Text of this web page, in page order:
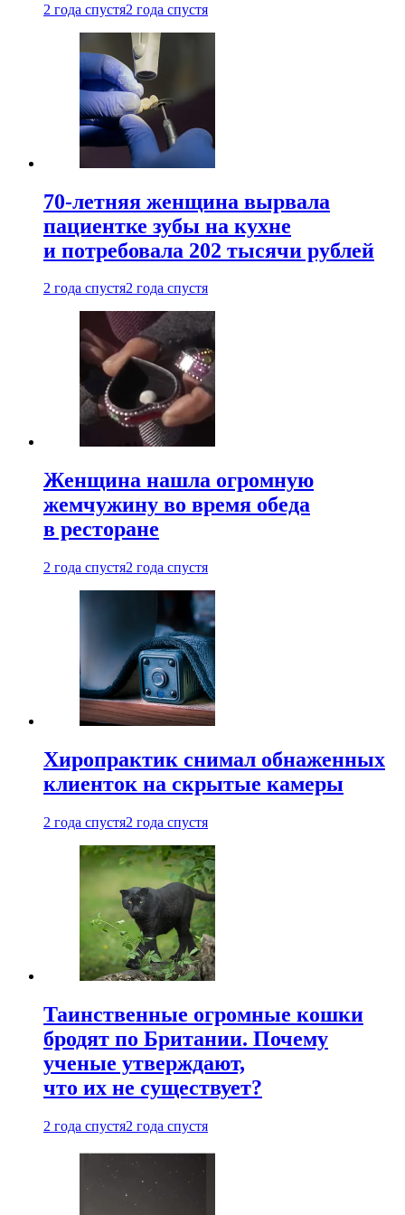
2 года спустя2 года спустя
70-летняя женщина вырвала
пациентке зубы на кухне
и потребовала 202 тысячи рублей
2 года спустя2 года спустя
Женщина нашла огромную
жемчужину во время обеда
в ресторане
2 года спустя2 года спустя
Хиропрактик снимал обнаженных
клиенток на скрытые камеры
2 года спустя2 года спустя
Таинственные огромные кошки
бродят по Британии. Почему
ученые утверждают,
что их не существует?
2 года спустя2 года спустя